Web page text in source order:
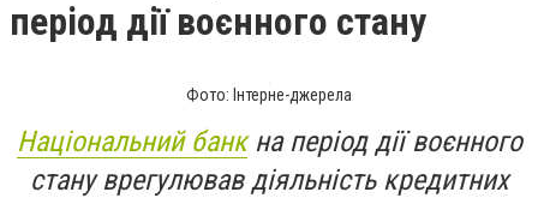
період дії воєнного стану
Фото: Інтерне-джерела
Національний банкна період дії воєнного
стану врегулював діяльність кредитних